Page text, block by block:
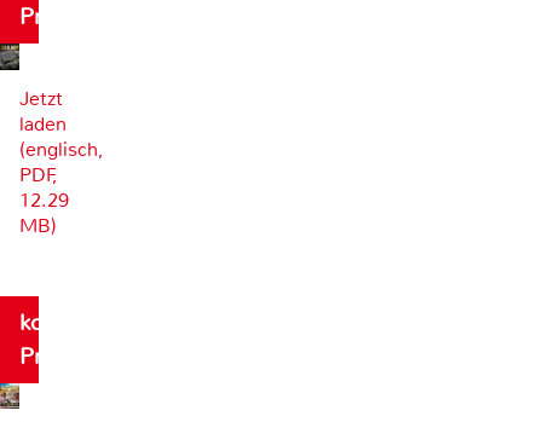
Probeexemplar
Jetzt
laden
(englisch,
PDF,
12.29
MB)
kostenloses
Probeexemplar